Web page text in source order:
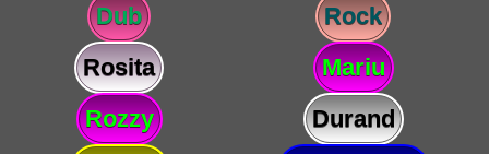
Dub
Rock
Rosita
Mariu
Rozzy
Durand